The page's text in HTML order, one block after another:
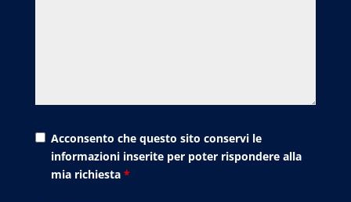
Acconsento che questo sito conservi le
informazioni inserite per poter rispondere alla
mia richiesta *